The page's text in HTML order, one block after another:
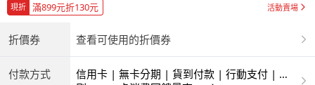
現折 滿899元折130元 活動賣場
折價券 查看可使用的折價券
付款方式
信用卡 | 無卡分期 | 貨到付款 | 行動支付 | 超